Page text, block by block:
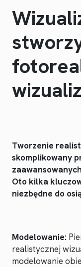
Tworzenie
skomplikowany
Oto kilka
niezbędne do
Modelowanie:
realistycznej
modelowanie